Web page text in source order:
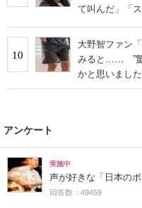
て叫んだ」「
10
大野智ファン
みると…… ‟驚
かと思いました
アンケート
実施中
声が好きな「日本の
回答数：49459